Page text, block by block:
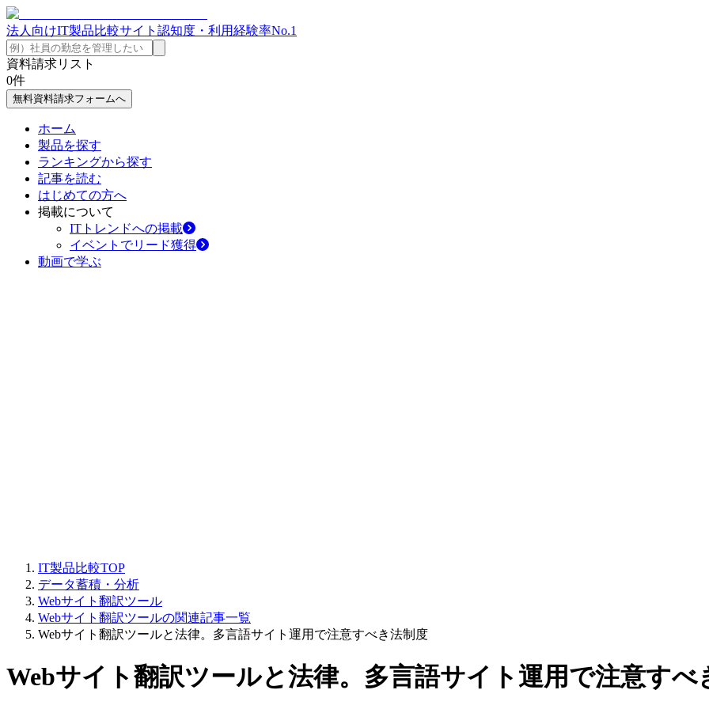
法人向けIT製品比較サイト 認知度・利用経験率No.1
資料請求リスト
0件
無料資料請求フォームへ
ホーム
製品を探す
ランキングから探す
記事を読む
はじめての方へ
掲載について
ITトレンドへの掲載
イベントでリード獲得
動画で学ぶ
IT製品比較TOP
データ蓄積・分析
Webサイト翻訳ツール
Webサイト翻訳ツールの関連記事一覧
Webサイト翻訳ツールと法律。多言語サイト運用で注意すべき法制度
Webサイト翻訳ツールと法律。多言語サイト運用で注意すべ